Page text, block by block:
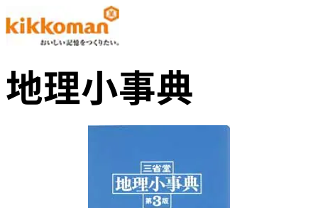
地理小事典